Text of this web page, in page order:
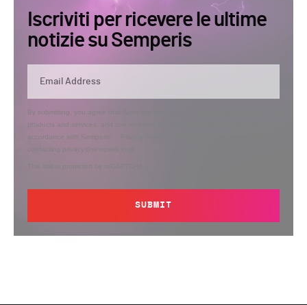
Iscriviti per ricevere le ultime
notizie su Semperis
By submitting, you agree that Semperis may send you information regarding its
products and services, and use and process your personal information in
accordance with Semperis’
contacting privacy@semperis.com.
This site is protected by reCAPTCHA.
SUBMIT